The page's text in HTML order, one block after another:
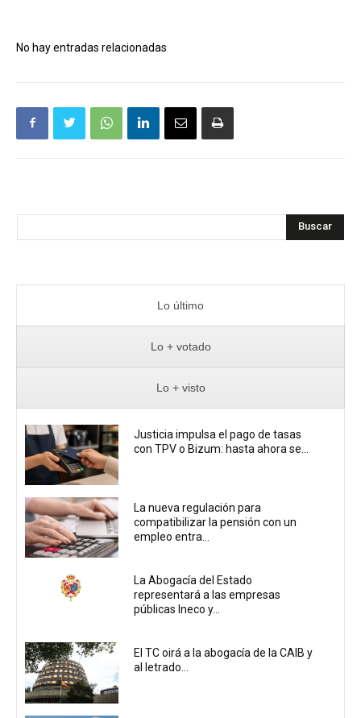
No hay entradas relacionadas
Buscar
Lo último
Lo + votado
Lo + visto
Justicia impulsa el pago de tasas
con TPV o Bizum: hasta ahora se...
La nueva regulación para
compatibilizar la pensión con un
empleo entra...
La Abogacía del Estado
representará a las empresas
públicas Ineco y...
El TC oirá a la abogacía de la CAIB y
al letrado...